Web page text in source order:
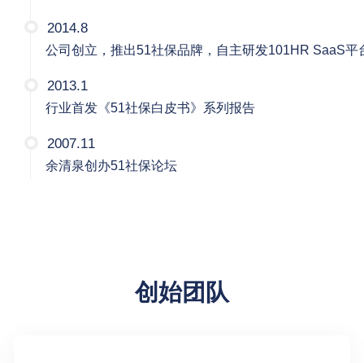
2014.8
公司创立，推出51社保品牌，自主研发101HR SaaS平
2013.1
行业首发《51社保白皮书》系列报告
2007.11
余清泉创办51社保论坛
创始团队